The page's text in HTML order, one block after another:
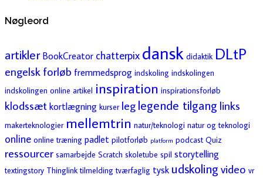
Nøgleord
artikler BookCreator chatterpix dansk didaktik DLtP
engelsk forløb fremmedsprog indskoling indskolingen
indskolingen online artikel inspiration inspirationsforløb
klodssætkortlægning kurser leg legende tilgang links
makerteknologier mellemtrin natur/teknologi natur og teknologi
online online træning padlet pilotforløb platform podcast Quiz
ressourcer samarbejde Scratch skoletube spil storytelling
textingstory Thinglink tilmelding tværfaglig tysk udskoling video vr